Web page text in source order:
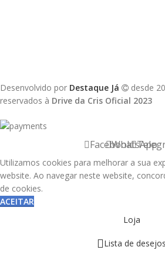
Desenvolvido por Destaque Já
desde
reservados à Drive da Cris Oficial 2023
FacebookWhatsApp
Utilizamos cookies para melhorar a sua
website. Ao navegar neste website,
de cookies.
ACEITAR
Loja
Lista de desejos